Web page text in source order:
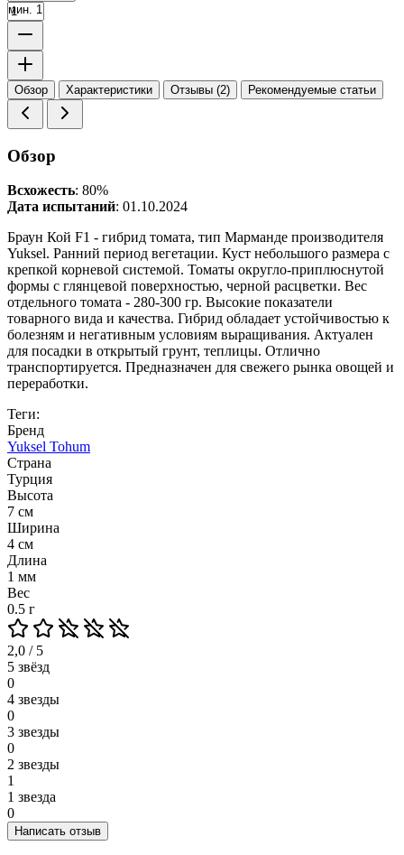
мин. 1
Обзор Характеристики Отзывы (2) Рекомендуемые статьи
Обзор
Всхожесть: 80%
Дата испытаний: 01.10.2024
Браун Кой F1 - гибрид томата, тип Марманде производителя
Yuksel. Ранний период вегетации. Куст небольшого размера с
крепкой корневой системой. Томаты округло-приплюснутой
формы с глянцевой поверхностью, черной расцветки. Вес
отдельного томата - 280-300 гр. Высокие показатели
товарного вида и качества. Гибрид обладает устойчивостью к
болезням и негативным условиям выращивания. Актуален
для посадки в открытый грунт, теплицы. Отлично
транспортируется. Предназначен для свежего рынка овощей и
переработки.
Теги:
Бренд
Yuksel Tohum
Страна
Турция
Высота
7 см
Ширина
4 см
Длина
1 мм
Вес
0.5 г
2,0 / 5
5 звёзд
0
4 звезды
0
3 звезды
0
2 звезды
1
1 звезда
0
Написать отзыв